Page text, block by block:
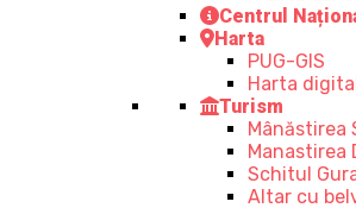
Centrul
Harta
PUG-GIS
Harta
Turism
Mânăstirea
Manastirea
Schitul
Altar cu